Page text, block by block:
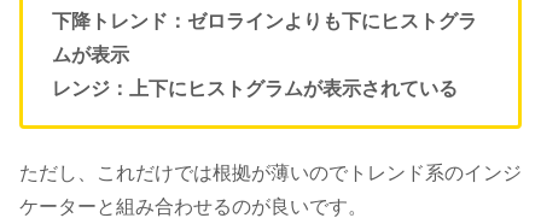
下降トレンド：ゼロラインよりも下にヒストグラ
ムが表示
レンジ：上下にヒストグラムが表示されている
ただし、これだけでは根拠が薄いのでトレンド系のインジ
ケーターと組み合わせるのが良いです。